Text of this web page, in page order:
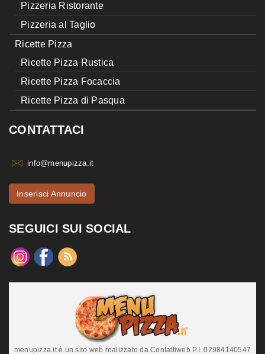
Pizzeria Ristorante
Pizzeria al Taglio
Ricette Pizza
Ricette Pizza Rustica
Ricette Pizza Focaccia
Ricette Pizza di Pasqua
CONTATTACI
info@menupizza.it
Inserisci Annuncio
SEGUICI SUI SOCIAL
menupizza.it è un sito web realizzato da Contattiweb P.I. 02984140547